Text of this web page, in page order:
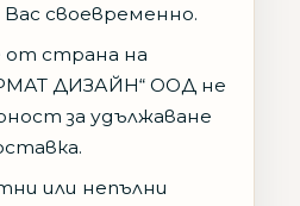
своевременно.
от страна на
ДИЗАЙН“ ООД не
за удължаване
или непълни